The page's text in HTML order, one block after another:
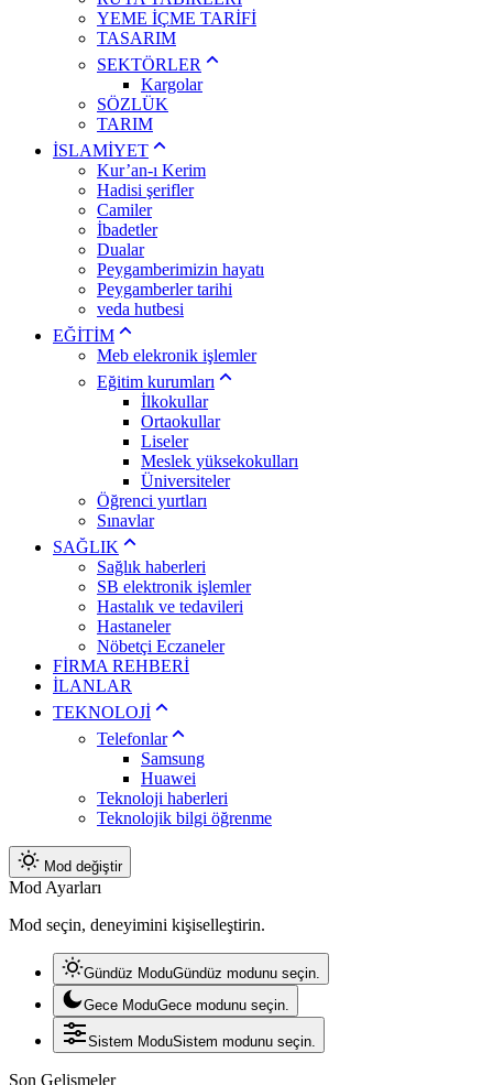
YEME İÇME TARİFİ
TASARIM
SEKTÖRLER
Kargolar
SÖZLÜK
TARIM
İSLAMİYET
Kur’an-ı Kerim
Hadisi şerifler
Camiler
İbadetler
Dualar
Peygamberimizin hayatı
Peygamberler tarihi
veda hutbesi
EĞİTİM
Meb elekronik işlemler
Eğitim kurumları
İlkokullar
Ortaokullar
Liseler
Meslek yüksekokulları
Üniversiteler
Öğrenci yurtları
Sınavlar
SAĞLIK
Sağlık haberleri
SB elektronik işlemler
Hastalık ve tedavileri
Hastaneler
Nöbetçi Eczaneler
FİRMA REHBERİ
İLANLAR
TEKNOLOJİ
Telefonlar
Samsung
Huawei
Teknoloji haberleri
Teknolojik bilgi öğrenme
Mod değiştir
Mod Ayarları
Mod seçin, deneyimini kişiselleştirin.
Gündüz ModuGündüz modunu seçin.
Gece ModuGece modunu seçin.
Sistem ModuSistem modunu seçin.
Son Gelişmeler